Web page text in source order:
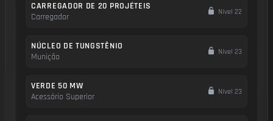
CARREGADOR DE 20 PROJÉTEIS
Carregador
Nível 22
NÚCLEO DE TUNGSTÊNIO
Munição
Nível 23
VERDE 50 MW
Acessório Superior
Nível 23